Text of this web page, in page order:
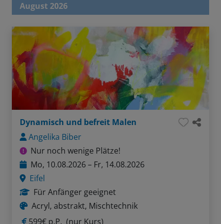
August 2026
Dynamisch und befreit Malen
Angelika Biber
Nur noch wenige Plätze!
Mo, 10.08.2026 – Fr, 14.08.2026
Eifel
Für Anfänger geeignet
Acryl, abstrakt, Mischtechnik
599€ p.P. (nur Kurs)